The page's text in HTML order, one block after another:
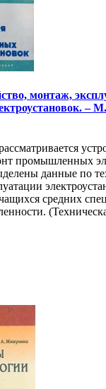
монтаж,
–
промышленных
данные по
средних